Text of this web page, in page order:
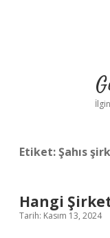
Etiket:Şahıs
Hangi
Tarih: Kasım 13, 2024